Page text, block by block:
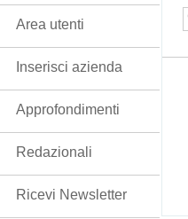
Area utenti
Inserisci azienda
Approfondimenti
Redazionali
Ricevi Newsletter